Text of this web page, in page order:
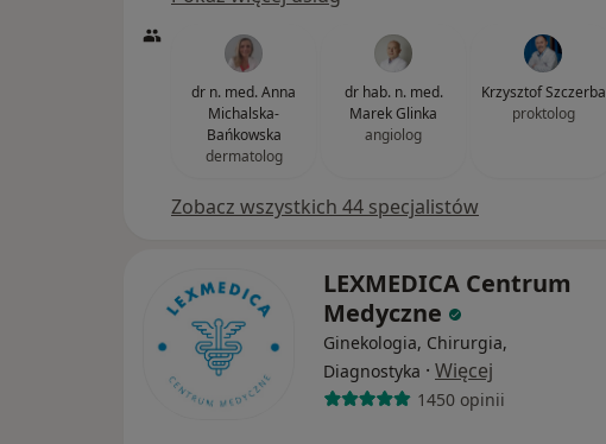
dr n. med. Anna
Michalska-
Bańkowska
dermatolog
dr hab. n. med.
Marek Glinka
angiolog
Krzysztof Szczerba
proktolog
Zobacz wszystkich 44 specjalistów
LEXMEDICA Centrum
Medyczne
Ginekologia, Chirurgia,
Diagnostyka · Więcej
1450 opinii